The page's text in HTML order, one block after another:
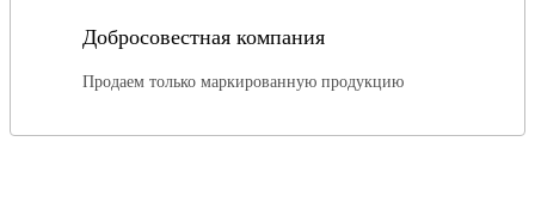
Добросовестная компания
Продаем только маркированную продукцию